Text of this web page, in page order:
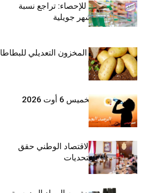
المعهد الوطني للإحصاء: تراجع نسبة
التضخم خلال شهر جويلية
وزارة الفلاحة : المخزون التعديلي للبطاطا
بلغ 12392 طنا
طقس اليوم الخميس 6 أوت 2026
وزيرة المالية: الاقتصاد الوطني حقق
مكاسب رغم التحديات